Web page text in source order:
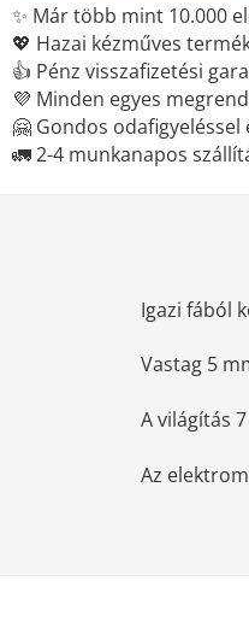
✨ Már több mint 10.000
💖 Hazai kézműves
👍 Pénz visszafizetési
💜 Minden egyes
🤗 Gondos
🚛 2-4 munkanapos
Igazi fából
Vastag 5
A világítás
Az